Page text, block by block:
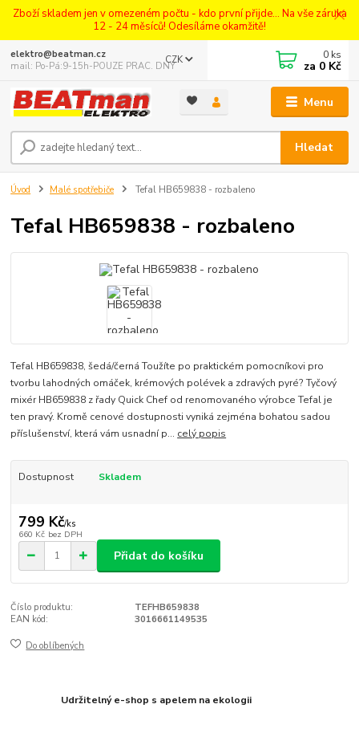
Zboží skladem jen v omezeném počtu - kdo první přijde... Na vše záruka
12 - 24 měsíců! Odesíláme okamžitě!
Menu
CZK
Hledat
elektro@beatman.cz
mail: Po-Pá:9-15h-POUZE PRAC. DNY
0 ks
za 0 Kč
Úvod Malé spotřebiče Tefal HB659838 - rozbaleno
Tefal HB659838 - rozbaleno
Tefal HB659838, šedá/černá Toužíte po praktickém pomocníkovi pro
tvorbu lahodných omáček, krémových polévek a zdravých pyré? Tyčový
mixér HB659838 z řady Quick Chef od renomovaného výrobce Tefal je
ten pravý. Kromě cenové dostupnosti vyniká zejména bohatou sadou
příslušenství, která vám usnadní p... celý popis
Dostupnost Skladem
799 Kč/ks
660 Kč bez DPH
Přidat do košíku
Číslo produktu:
TEFHB659838
EAN kód:
3016661149535
Do oblíbených
Udržitelný e-shop s apelem na ekologii